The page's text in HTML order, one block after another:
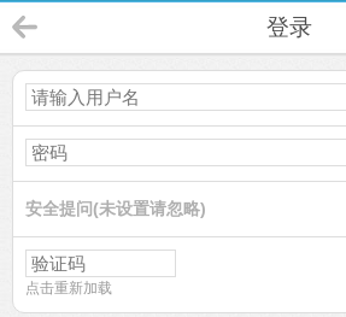
登录
安全提问(未设置请忽略)
点击重新加载